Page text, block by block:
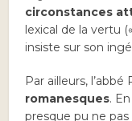
circonstances
lexical de la vertu («
insiste sur son
Par ailleurs,
romanesques.
presque pu ne pas